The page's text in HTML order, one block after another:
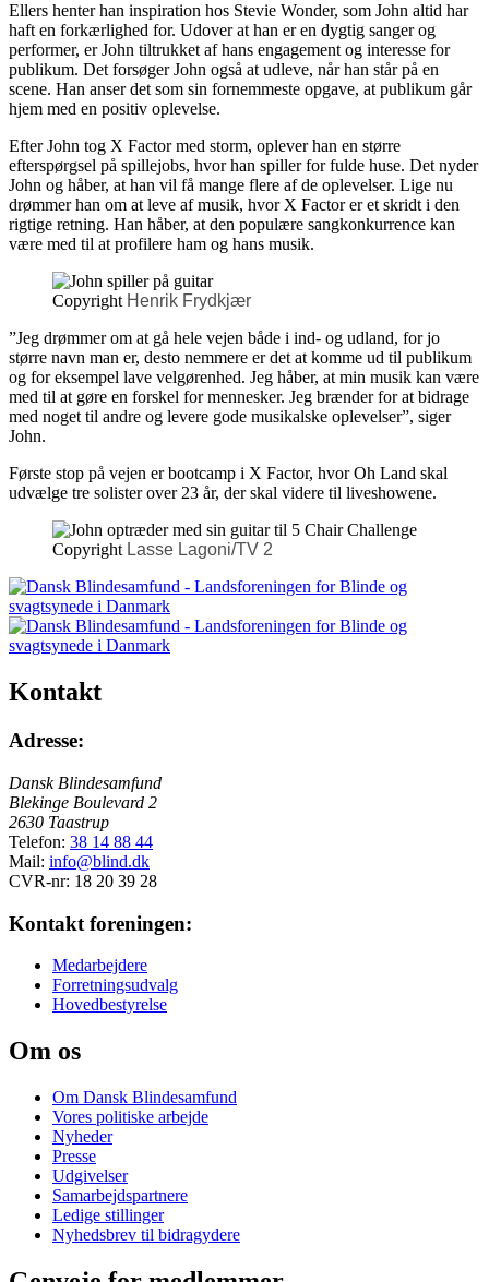
Ellers henter han inspiration hos Stevie Wonder, som John altid har
haft en forkærlighed for. Udover at han er en dygtig sanger og
performer, er John tiltrukket af hans engagement og interesse for
publikum. Det forsøger John også at udleve, når han står på en
scene. Han anser det som sin fornemmeste opgave, at publikum går
hjem med en positiv oplevelse.
Efter John tog X Factor med storm, oplever han en større
efterspørgsel på spillejobs, hvor han spiller for fulde huse. Det nyder
John og håber, at han vil få mange flere af de oplevelser. Lige nu
drømmer han om at leve af musik, hvor X Factor er et skridt i den
rigtige retning. Han håber, at den populære sangkonkurrence kan
være med til at profilere ham og hans musik.
Copyright Henrik Frydkjær
”Jeg drømmer om at gå hele vejen både i ind- og udland, for jo
større navn man er, desto nemmere er det at komme ud til publikum
og for eksempel lave velgørenhed. Jeg håber, at min musik kan være
med til at gøre en forskel for mennesker. Jeg brænder for at bidrage
med noget til andre og levere gode musikalske oplevelser”, siger
John.
Første stop på vejen er bootcamp i X Factor, hvor Oh Land skal
udvælge tre solister over 23 år, der skal videre til liveshowene.
Copyright Lasse Lagoni/TV 2
Kontakt
Adresse:
Dansk Blindesamfund
Blekinge Boulevard 2
2630 Taastrup
Telefon: 38 14 88 44
Mail: info@blind.dk
CVR-nr: 18 20 39 28
Kontakt foreningen:
Medarbejdere
Forretningsudvalg
Hovedbestyrelse
Om os
Om Dansk Blindesamfund
Vores politiske arbejde
Nyheder
Presse
Udgivelser
Samarbejdspartnere
Ledige stillinger
Nyhedsbrev til bidragydere